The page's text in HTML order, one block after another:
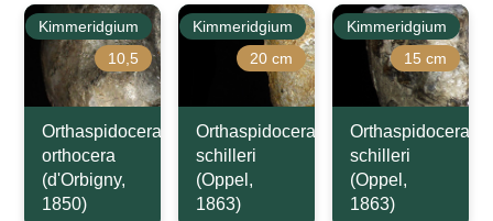
Kimmeridgium
10,5
Orthaspidoceras
orthocera
(d'Orbigny,
1850)
Kimmeridgium
20 cm
Orthaspidoceras
schilleri
(Oppel,
1863)
Kimmeridgium
15 cm
Orthaspidoceras
schilleri
(Oppel,
1863)